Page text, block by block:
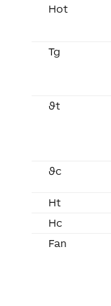
Hot
Tg
ϑt
ϑc
Ht
Hc
Fan